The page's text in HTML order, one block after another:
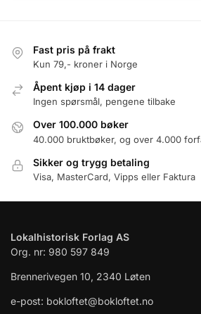
Fast pris på frakt
Kun 79,- kroner i Norge
Åpent kjøp i 14 dager
Ingen spørsmål, pengene tilbake
Over 100.000 bøker
40.000 bruktbøker, og over 4.000
Sikker og trygg betaling
Visa, MasterCard, Vipps eller Faktura
Lokalhistorisk Forlag AS
Org. nr: 980 597 849
Brennerivegen 10, 2340 Løten
e-post: bokloftet@bokloftet.no